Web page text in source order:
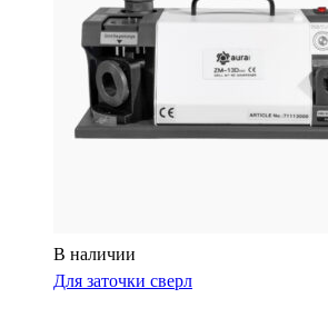
В наличии
Для заточки сверл